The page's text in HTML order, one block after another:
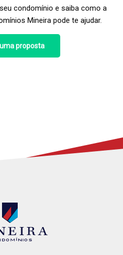
condomínio e saiba como a
Mineira pode te ajudar.
proposta
condomínios